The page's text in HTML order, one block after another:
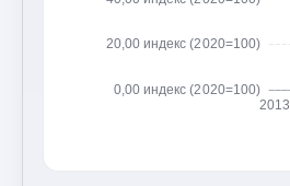
0,00 индекс (2020=100)
20,00 индекс (2020=100)
2013